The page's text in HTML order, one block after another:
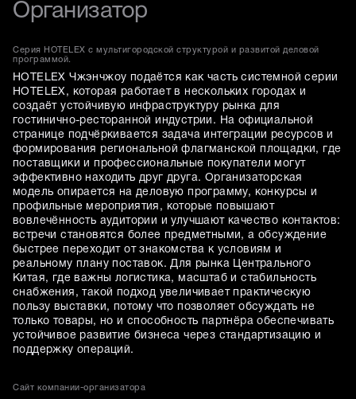
Организатор
Серия HOTELEX с мультигородской структурой и развитой деловой
программой.
HOTELEX Чжэнчжоу подаётся как часть системной серии
HOTELEX, которая работает в нескольких городах и
создаёт устойчивую инфраструктуру рынка для
гостинично-ресторанной индустрии. На официальной
странице подчёркивается задача интеграции ресурсов и
формирования региональной флагманской площадки, где
поставщики и профессиональные покупатели могут
эффективно находить друг друга. Организаторская
модель опирается на деловую программу, конкурсы и
профильные мероприятия, которые повышают
вовлечённость аудитории и улучшают качество контактов:
встречи становятся более предметными, а обсуждение
быстрее переходит от знакомства к условиям и
реальному плану поставок. Для рынка Центрального
Китая, где важны логистика, масштаб и стабильность
снабжения, такой подход увеличивает практическую
пользу выставки, потому что позволяет обсуждать не
только товары, но и способность партнёра обеспечивать
устойчивое развитие бизнеса через стандартизацию и
поддержку операций.
Сайт компании-организатора